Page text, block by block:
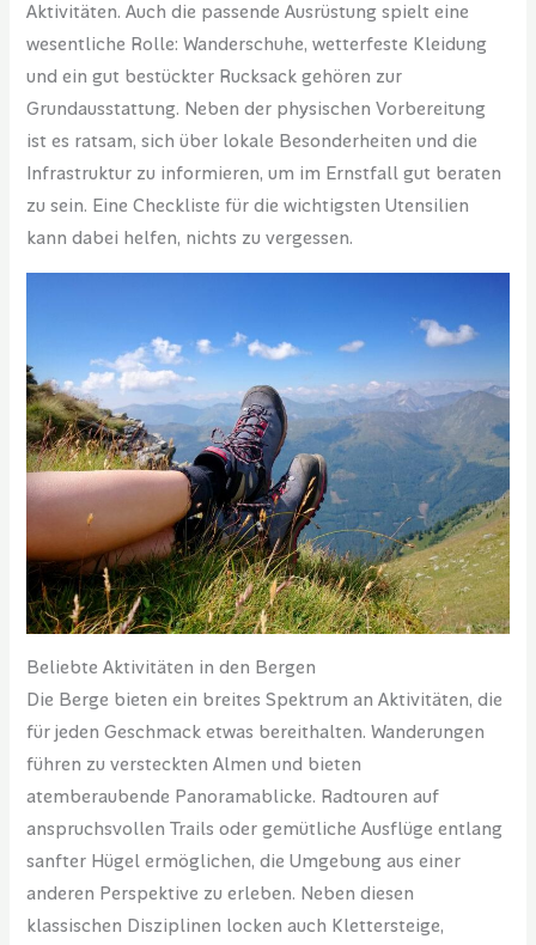
Aktivitäten. Auch die passende Ausrüstung spielt eine
wesentliche Rolle: Wanderschuhe, wetterfeste Kleidung
und ein gut bestückter Rucksack gehören zur
Grundausstattung. Neben der physischen Vorbereitung
ist es ratsam, sich über lokale Besonderheiten und die
Infrastruktur zu informieren, um im Ernstfall gut beraten
zu sein. Eine Checkliste für die wichtigsten Utensilien
kann dabei helfen, nichts zu vergessen.
Beliebte Aktivitäten in den Bergen
Die Berge bieten ein breites Spektrum an Aktivitäten, die
für jeden Geschmack etwas bereithalten. Wanderungen
führen zu versteckten Almen und bieten
atemberaubende Panoramablicke. Radtouren auf
anspruchsvollen Trails oder gemütliche Ausflüge entlang
sanfter Hügel ermöglichen, die Umgebung aus einer
anderen Perspektive zu erleben. Neben diesen
klassischen Disziplinen locken auch Klettersteige,